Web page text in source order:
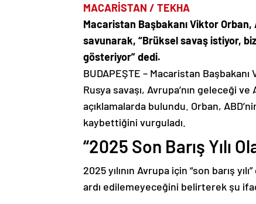
MACARİSTAN / TEKHA
Macaristan Başbakanı Viktor
savunarak, “Brüksel savaş istiyor,
gösteriyor” dedi.
BUDAPEŞTE – Macaristan
Rusya savaşı, Avrupa’nın geleceği
açıklamalarda bulundu. Orban,
kaybettiğini vurguladı.
“2025 Son Barış Yılı
2025 yılının Avrupa için “son barış
ardı edilemeyeceğini belirterek şu